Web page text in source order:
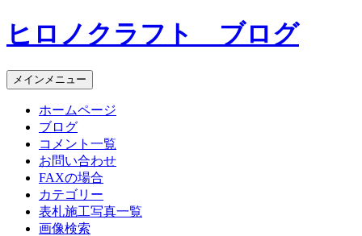
コ
ン
ン
ツ
ヒロノクラフト ブログ
メインメニュー
ホームページ
ブログ
コメント一覧
お問い合わせ
FAXの場合
カテゴリー
表札施工写真一覧
画像検索